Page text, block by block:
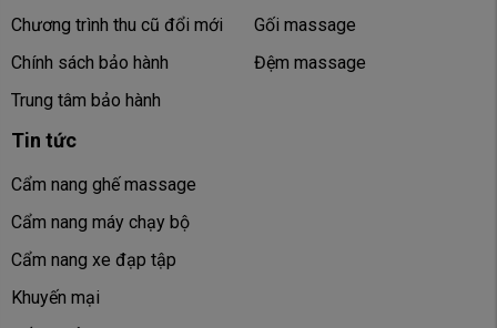
Chương trình thu cũ đổi mới
Chính sách bảo hành
Trung tâm bảo hành
Gối massage
Đệm massage
Tin tức
Cẩm nang ghế massage
Cẩm nang máy chạy bộ
Cẩm nang xe đạp tập
Khuyến mại